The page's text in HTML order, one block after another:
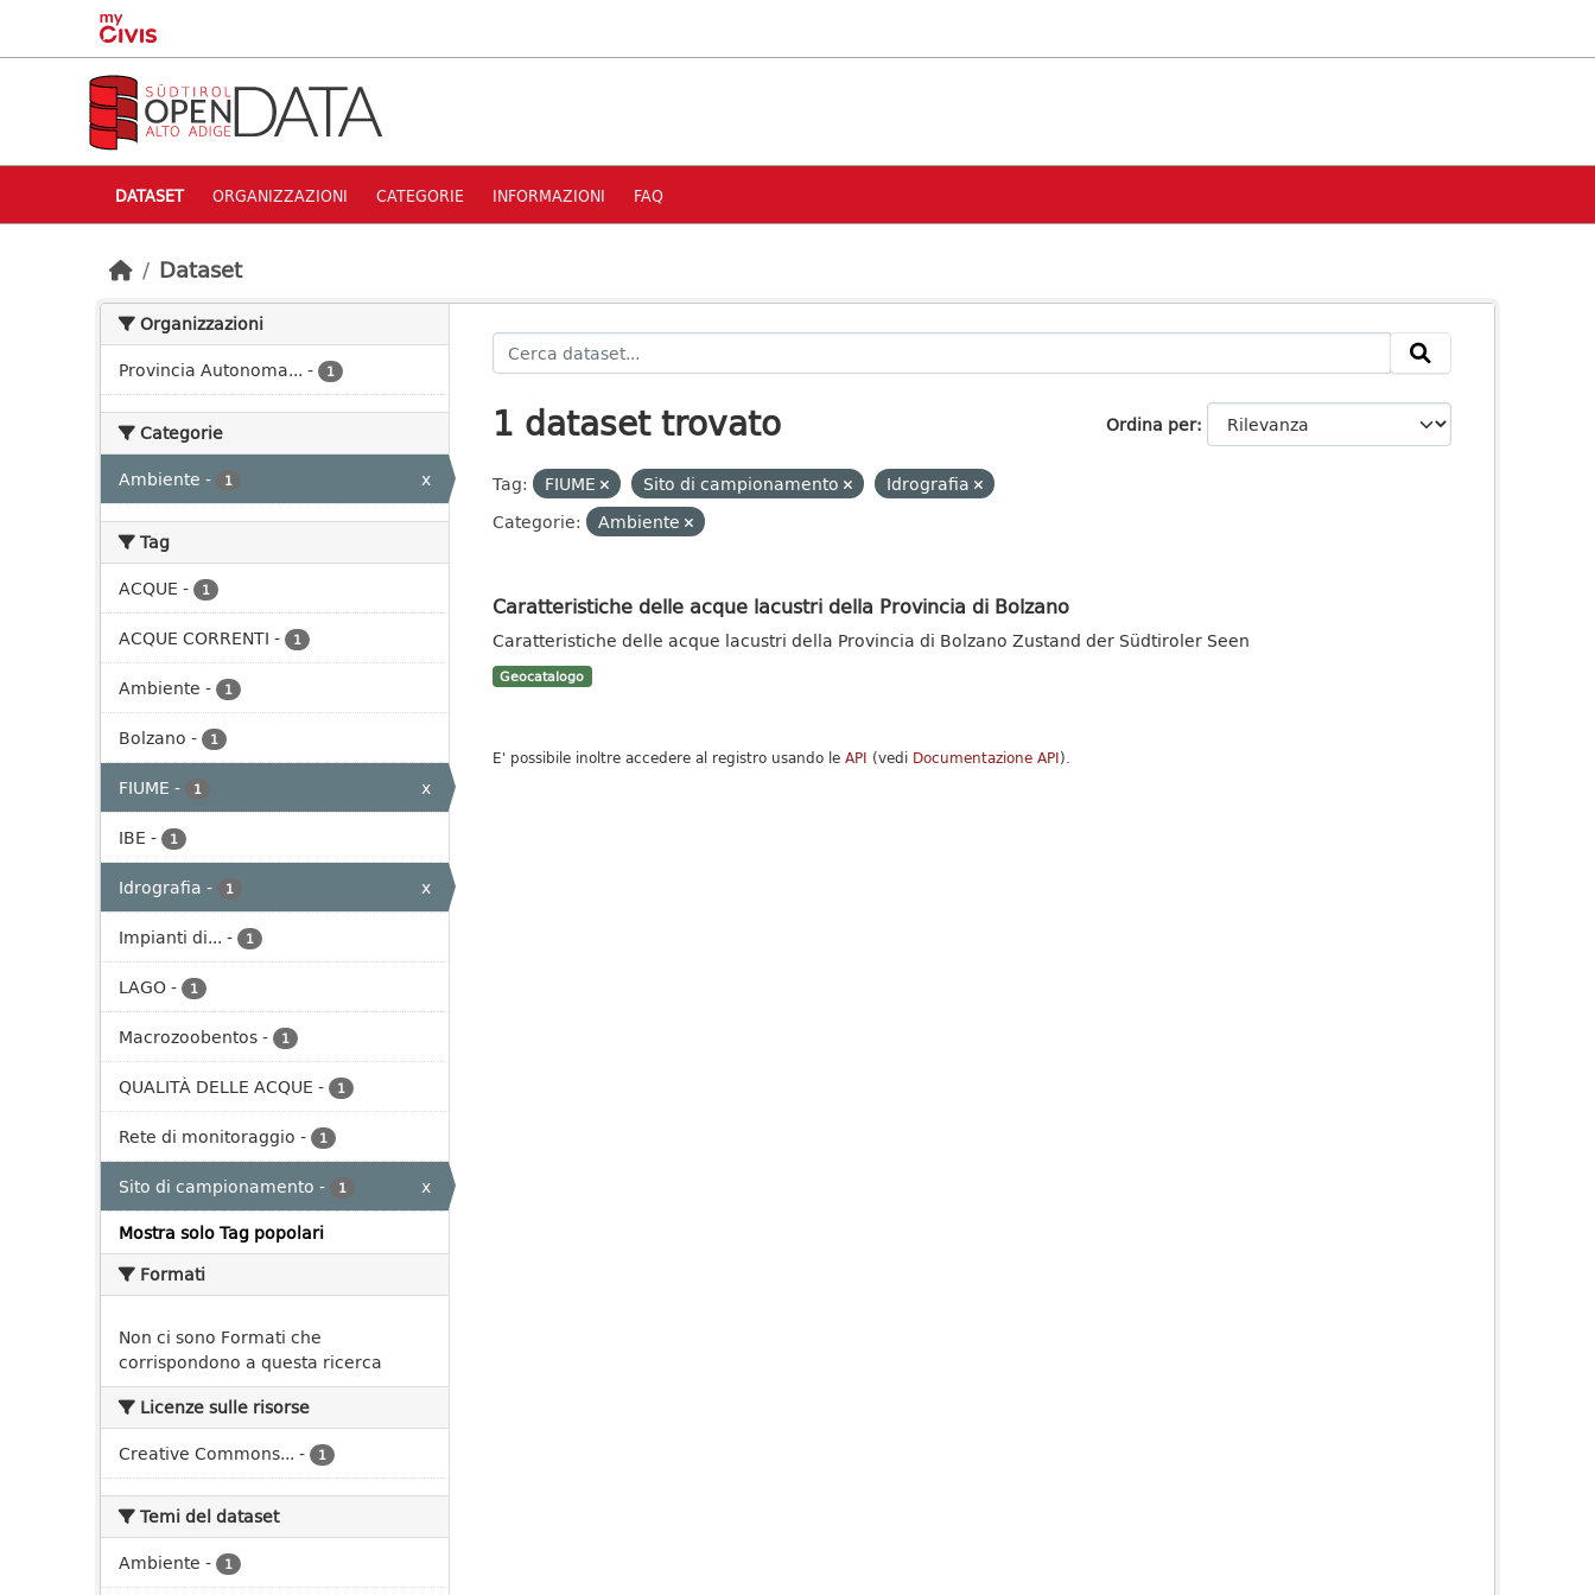
Skip to main content
DATASET ORGANIZZAZIONI CATEGORIE INFORMAZIONI FAQ
Dataset
Organizzazioni
Provincia Autonoma... - 1
Categorie
Ambiente - 1 x
Tag
ACQUE - 1
ACQUE CORRENTI - 1
Ambiente - 1
Bolzano - 1
FIUME - 1
x
IBE - 1
Idrografia - 1
x
Impianti di... - 1
LAGO- 1
Macrozoobentos- 1
QUALITÀ DELLE ACQUE - 1
Rete di monitoraggio - 1
Sito di campionamento - 1
x
Mostra solo Tag popolari
Formati
Non ci sono Formati che
corrispondono a questa ricerca
Licenze sulle risorse
Creative Commons... - 1
Temi del dataset
Ambiente - 1
Ordina per
1 dataset trovato
Tag: FIUME Sito di campionamento
Idrografia
Categorie:
Ambiente
Caratteristiche delle acque lacustri della Provincia di Bolzano
Caratteristiche delle acque lacustri della Provincia di Bolzano Zustand der Südtiroler Seen
Geocatalogo
E' possibile inoltre accedere al registro usando le API (vedi Documentazione API).